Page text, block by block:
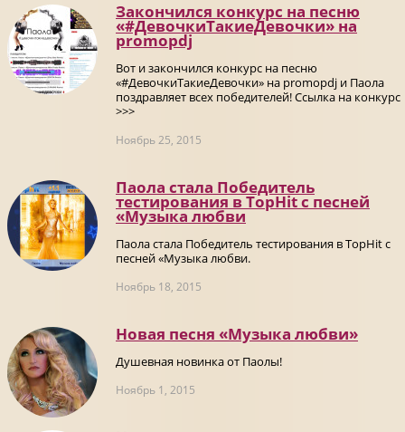
Закончился конкурс на песню
«#ДевочкиТакиеДевочки» на
promоpdj
Вот и закончился конкурс на песню
«#ДевочкиТакиеДевочки» на promоpdj и Паола
поздравляет всех победителей! Ссылка на конкурс
>>>
Ноябрь 25, 2015
Паола стала Победитель
тестирования в TopHit с песней
«Музыка любви
Паола стала Победитель тестирования в TopHit с
песней «Музыка любви.
Ноябрь 18, 2015
Новая песня «Музыка любви»
Душевная новинка от Паолы!
Ноябрь 1, 2015